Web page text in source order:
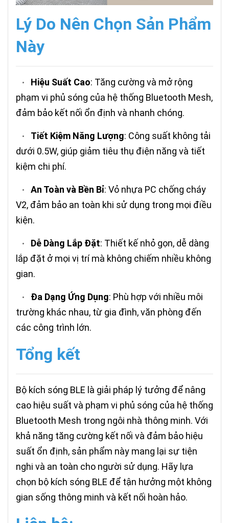
Lý Do Nên Chọn Sản Phẩm
Này
• Hiệu Suất Cao: Tăng cường và mở rộng
phạm vi phủ sóng của hệ thống Bluetooth Mesh,
đảm bảo kết nối ổn định và nhanh chóng.
• Tiết Kiệm Năng Lượng: Công suất không tải
dưới 0.5W, giúp giảm tiêu thụ điện năng và tiết
kiệm chi phí.
• An Toàn và Bền Bỉ: Vỏ nhựa PC chống cháy
V2, đảm bảo an toàn khi sử dụng trong mọi điều
kiện.
• Dễ Dàng Lắp Đặt: Thiết kế nhỏ gọn, dễ dàng
lắp đặt ở mọi vị trí mà không chiếm nhiều không
gian.
• Đa Dạng Ứng Dụng: Phù hợp với nhiều môi
trường khác nhau, từ gia đình, văn phòng đến
các công trình lớn.
Tổng kết
Bộ kích sóng BLE là giải pháp lý tưởng để nâng
cao hiệu suất và phạm vi phủ sóng của hệ thống
Bluetooth Mesh trong ngôi nhà thông minh. Với
khả năng tăng cường kết nối và đảm bảo hiệu
suất ổn định, sản phẩm này mang lại sự tiện
nghi và an toàn cho người sử dụng. Hãy lựa
chọn bộ kích sóng BLE để tận hưởng một không
gian sống thông minh và kết nối hoàn hảo.